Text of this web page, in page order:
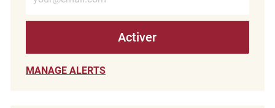
Activer
MANAGE ALERTS